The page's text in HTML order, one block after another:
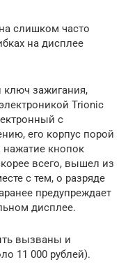
слишком часто
на дисплее
зажигания,
Trionic
с
его корпус порой
нажатие кнопок
всего, вышел из
с тем, о разряде
предупреждает
дисплее.
вызваны и
11 000 рублей).